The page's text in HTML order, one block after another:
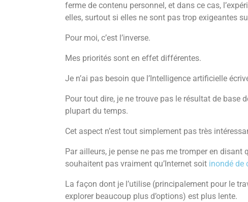
ferme de contenu personnel, et dans ce cas,
elles, surtout si elles ne sont pas trop exigeantes
Pour moi, c’est l’inverse.
Mes priorités sont en effet différentes.
Je n’ai pas besoin que l’Intelligence artificielle
Pour tout dire, je ne trouve pas le résultat de base
plupart du temps.
Cet aspect n’est tout simplement pas très
Par ailleurs, je pense ne pas me tromper en disant
souhaitent pas vraiment qu’Internet soit inondé de
La façon dont je l’utilise (principalement pour le
explorer beaucoup plus d’options) est plus lente.